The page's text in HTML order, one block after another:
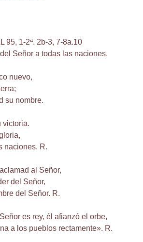
95, 1-2ª. 2b-3, 7-8a.10
Señor a todas las naciones.
nuevo,
su nombre.
victoria.
naciones. R.
al Señor,
del Señor,
del Señor. R.
es rey, él afianzó el orbe,
a los pueblos rectamente». R.